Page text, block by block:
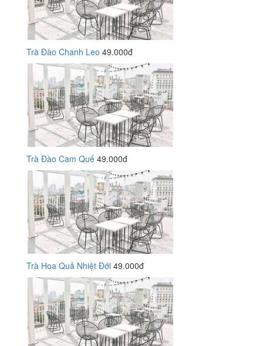
Trà Đào Chanh Leo 49.000đ
Trà Đào Cam Quế 49.000đ
Trà Hoa Quả Nhiệt Đới 49.000đ